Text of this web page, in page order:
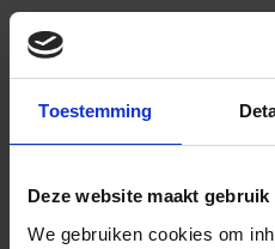
Toestemming
Deze website maakt
We gebruiken cookies om